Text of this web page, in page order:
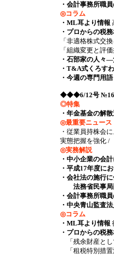
・会計事務所職
◎コラム
・ML耳より情報
・プロからの税
「非適格株式交
「組織変更と評価
・石部家の人々
・T&A式くろす
・今週の専門用語
◆◆◆6/12号
◎特集
・年金基金の解
◎最重要ニュース
・従業員持株会
実態把握を強化 /
◎実務解説
・中小企業の会
・平成17年度に
・会社法の施行
法務省民事局
・会計事務所
・中央青山監査
◎コラム
・ML耳より情報
・プロからの税
「残余財産とし
「租税特別措置